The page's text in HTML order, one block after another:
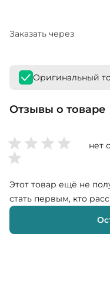
Заказать через
Оригинальный
Отзывы о товаре
нет
Этот товар ещё не
стать первым, кто